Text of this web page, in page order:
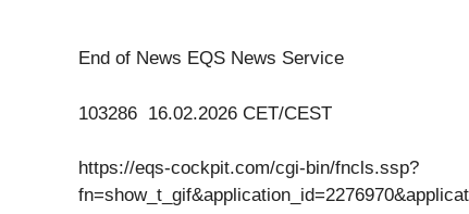
End of News EQS News Service
103286 16.02.2026 CET/CEST
https://eqs-cockpit.com/cgi-bin/fncls.ssp?